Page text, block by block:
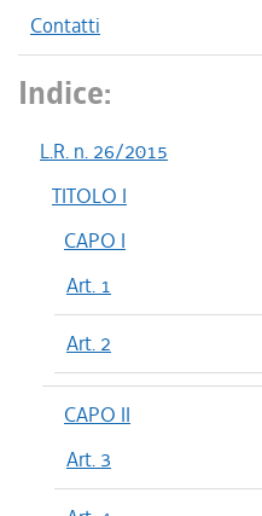
Contatti
Indice:
L.R. n. 26/2015
TITOLO I
CAPO I
Art. 1
Art. 2
CAPO II
Art. 3